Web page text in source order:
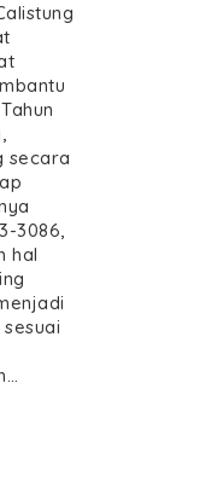
secara
3086,
hal